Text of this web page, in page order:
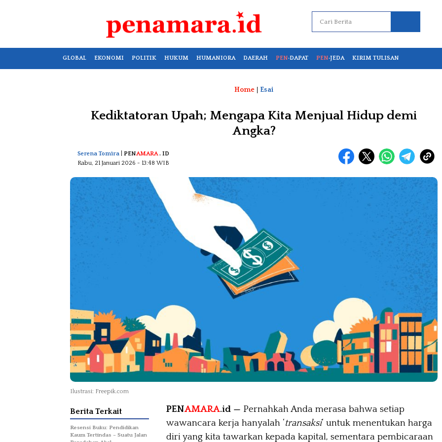
GLOBAL EKONOMI POLITIK HUKUM HUMANIORA DAERAH PEN·DAPAT PEN·JEDA KIRIM TULISAN
Home Esai
Kediktatoran Upah; Mengapa Kita Menjual Hidup demi
Angka?
Serena Tomira PENAMARA. ID
Rabu, 21 Januari 2026 - 13:48 WIB
Ilustrasi: Freepik.com
PENAMARA.id — Pernahkah Anda merasa bahwa setiap
wawancara kerja hanyalah ‘transaksi‘ untuk menentukan harga
diri yang kita tawarkan kepada kapital, sementara pembicaraan
Berita Terkait
Resensi Buku: Pendidikan
Kaum Tertindas – Suatu Jalan